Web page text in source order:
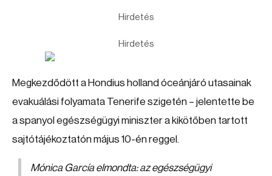
Hirdetés
Hirdetés
Megkezdődött a Hondius holland óceánjáró utasainak
evakuálási folyamata Tenerife szigetén – jelentette be
a spanyol egészségügyi miniszter a kikötőben tartott
sajtótájékoztatón május 10-én reggel.
Mónica García elmondta: az egészségügyi